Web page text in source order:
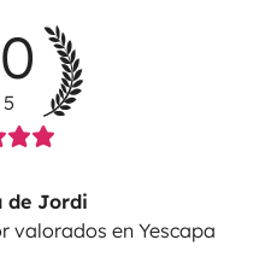
de Jordi
valorados en Yescapa